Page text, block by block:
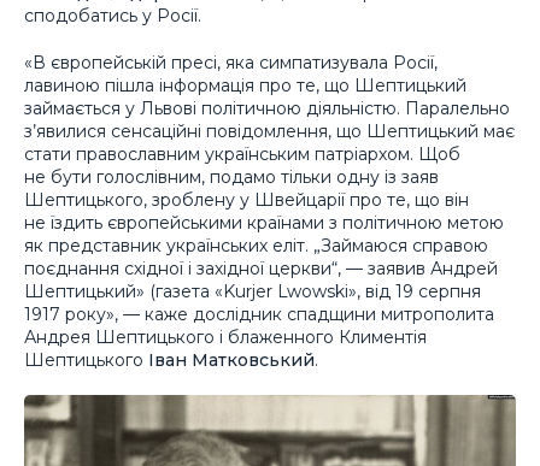
сподобатись у Росії.
«В європейській пресі, яка симпатизувала Росії,
лавиною пішла інформація про те, що Шептицький
займається у Львові політичною діяльністю. Паралельно
з’явилися сенсаційні повідомлення, що Шептицький має
стати православним українським патріархом. Щоб
не бути голослівним, подамо тільки одну із заяв
Шептицького, зроблену у Швейцарії про те, що він
не їздить європейськими країнами з політичною метою
як представник українських еліт. „Займаюся справою
поєднання східної і західної церкви“, — заявив Андрей
Шептицький» (газета «Kurjer Lwowski», від 19 серпня
1917 року», — каже дослідник спадщини митрополита
Андрея Шептицького і блаженного Климентія
Шептицького Іван Матковський.